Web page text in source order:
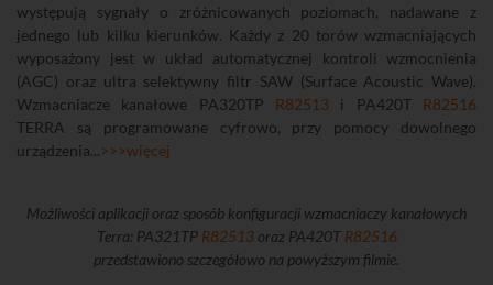
występują sygnały o zróżnicowanych poziomach, nadawane z
jednego lub kilku kierunków. Każdy z 20 torów wzmacniających
wyposażony jest w układ automatycznej kontroli wzmocnienia
(AGC) oraz ultra selektywny filtr SAW (Surface Acoustic Wave).
Wzmacniacze kanałowe PA320TP R82513 i PA420T R82516
TERRA są programowane cyfrowo, przy pomocy dowolnego
urządzenia...>>>więcej
Możliwości aplikacji oraz sposób konfiguracji wzmacniaczy kanałowych
Terra: PA321TP R82513oraz PA420T R82516
przedstawiono szczegółowo na powyższym filmie.